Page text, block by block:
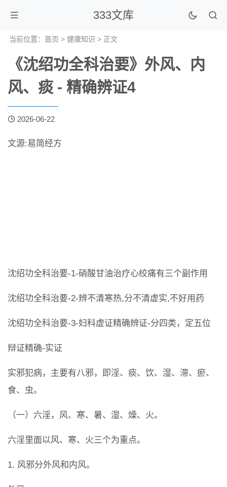
333文库
当前位置： 首页 > 健康知识 > 正文
《沈绍功全科治要》外风、内
风、痰 - 精确辨证4
2026-06-22
文源:易简经方
沈绍功全科治要-1-硝酸甘油治疗心绞痛有三个副作用
沈绍功全科治要-2-辨不清寒热,分不清虚实,不好用药
沈绍功全科治要-3-妇科虚证精确辨证-分四类，定五位
辩证精确-实证
实邪犯病，主要有八邪，即淫、痰、饮、湿、滞、瘀、
食、虫。
（一）六淫，风、寒、暑、湿、燥、火。
六淫里面以风、寒、火三个为重点。
1. 风邪分外风和内风。